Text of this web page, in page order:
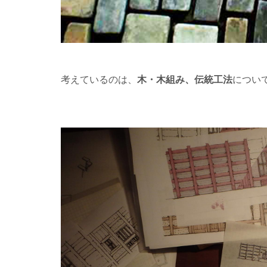
考えているのは、 木・木組み、伝統工法につい